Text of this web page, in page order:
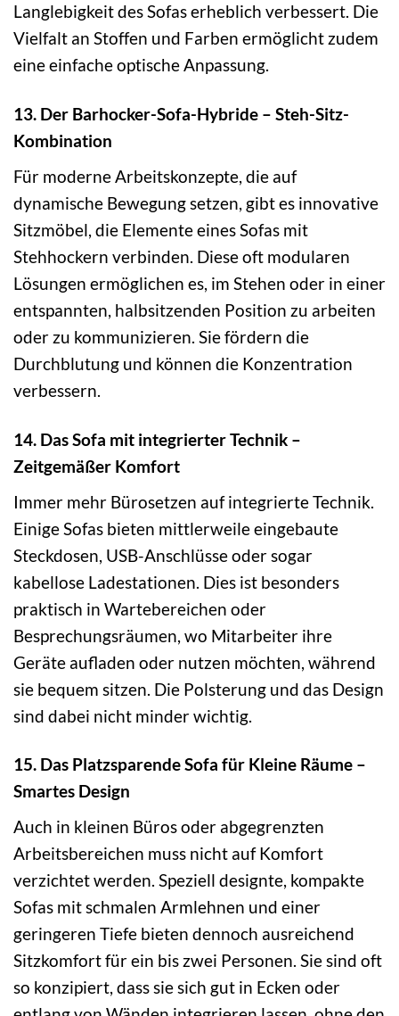
Langlebigkeit des Sofas erheblich verbessert. Die
Vielfalt an Stoffen und Farben ermöglicht zudem
eine einfache optische Anpassung.
13. Der Barhocker-Sofa-Hybride – Steh-Sitz-
Kombination
Für moderne Arbeitskonzepte, die auf
dynamische Bewegung setzen, gibt es innovative
Sitzmöbel, die Elemente eines Sofas mit
Stehhockern verbinden. Diese oft modularen
Lösungen ermöglichen es, im Stehen oder in einer
entspannten, halbsitzenden Position zu arbeiten
oder zu kommunizieren. Sie fördern die
Durchblutung und können die Konzentration
verbessern.
14. Das Sofa mit integrierter Technik –
Zeitgemäßer Komfort
Immer mehr Bürosetzen auf integrierte Technik.
Einige Sofas bieten mittlerweile eingebaute
Steckdosen, USB-Anschlüsse oder sogar
kabellose Ladestationen. Dies ist besonders
praktisch in Wartebereichen oder
Besprechungsräumen, wo Mitarbeiter ihre
Geräte aufladen oder nutzen möchten, während
sie bequem sitzen. Die Polsterung und das Design
sind dabei nicht minder wichtig.
15. Das Platzsparende Sofa für Kleine Räume –
Smartes Design
Auch in kleinen Büros oder abgegrenzten
Arbeitsbereichen muss nicht auf Komfort
verzichtet werden. Speziell designte, kompakte
Sofas mit schmalen Armlehnen und einer
geringeren Tiefe bieten dennoch ausreichend
Sitzkomfort für ein bis zwei Personen. Sie sind oft
so konzipiert, dass sie sich gut in Ecken oder